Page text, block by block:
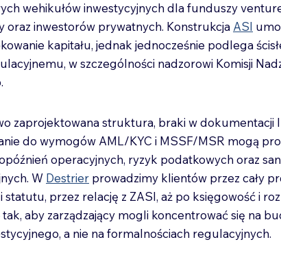
wehikułów inwestycyjnych dla funduszy
oraz inwestorów prywatnych. Konstrukcja ASI
kapitału, jednak jednocześnie podlega
w szczególności nadzorowi Komisji
zaprojektowana struktura, braki w dokumentacji
do wymogów AML/KYC i MSSF/MSR mogą
operacyjnych, ryzyk podatkowych oraz
W Destrier prowadzimy klientów przez cały
statutu, przez relację z ZASI, aż po księgowość i
aby zarządzający mogli koncentrować się na
a nie na formalnościach regulacyjnych.